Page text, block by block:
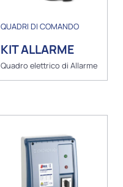
QUADRI DI COMANDO
KIT ALLARME
Quadro elettrico di Allarme